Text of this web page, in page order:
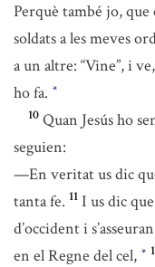
Perquè també jo,
soldats a les meves
a un altre: “Vine”, i
ho fa. *
10 Quan Jesús ho
seguien:
—En veritat us dic
tanta fe. 11 I us dic
d’occident i
en el Regne del cel, *